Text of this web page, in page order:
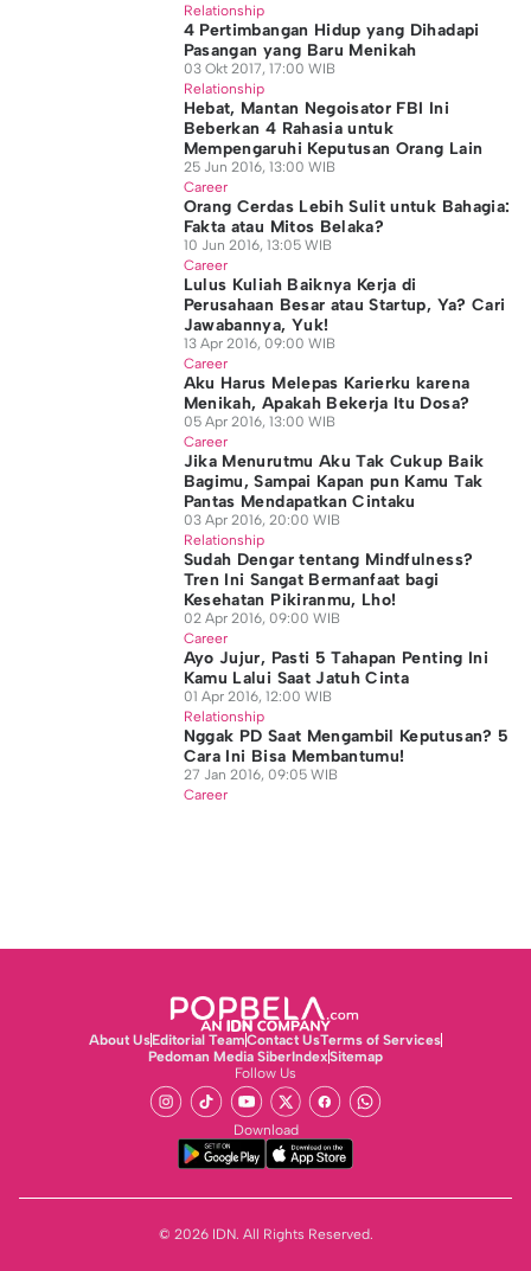
Relationship
4 Pertimbangan Hidup yang Dihadapi
Pasangan yang Baru Menikah
03 Okt 2017, 17:00 WIB
Relationship
Hebat, Mantan Negoisator FBI Ini
Beberkan 4 Rahasia untuk
Mempengaruhi Keputusan Orang Lain
25 Jun 2016, 13:00 WIB
Career
Orang Cerdas Lebih Sulit untuk Bahagia:
Fakta atau Mitos Belaka?
10 Jun 2016, 13:05 WIB
Career
Lulus Kuliah Baiknya Kerja di
Perusahaan Besar atau Startup, Ya? Cari
Jawabannya, Yuk!
13 Apr 2016, 09:00 WIB
Career
Aku Harus Melepas Karierku karena
Menikah, Apakah Bekerja Itu Dosa?
05 Apr 2016, 13:00 WIB
Career
Jika Menurutmu Aku Tak Cukup Baik
Bagimu, Sampai Kapan pun Kamu Tak
Pantas Mendapatkan Cintaku
03 Apr 2016, 20:00 WIB
Relationship
Sudah Dengar tentang Mindfulness?
Tren Ini Sangat Bermanfaat bagi
Kesehatan Pikiranmu, Lho!
02 Apr 2016, 09:00 WIB
Career
Ayo Jujur, Pasti 5 Tahapan Penting Ini
Kamu Lalui Saat Jatuh Cinta
01 Apr 2016, 12:00 WIB
Relationship
Nggak PD Saat Mengambil Keputusan? 5
Cara Ini Bisa Membantumu!
27 Jan 2016, 09:05 WIB
Career
About UsEditorial TeamContact UsTerms of Services
Pedoman Media SiberIndexSitemap
Follow Us
Download
© 2026 IDN. All Rights Reserved.